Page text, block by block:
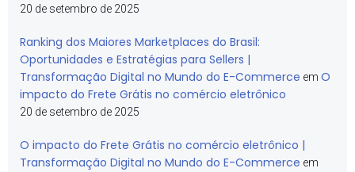
20 de setembro de 2025
Ranking dos Maiores Marketplaces do Brasil:
Oportunidades e Estratégias para Sellers |
Transformação Digital no Mundo do E-Commerce em O
impacto do Frete Grátis no comércio eletrônico
20 de setembro de 2025
O impacto do Frete Grátis no comércio eletrônico |
Transformação Digital no Mundo do E-Commerce em